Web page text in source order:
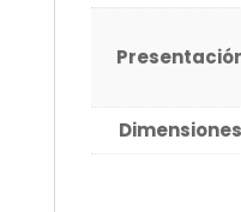
Dimensiones